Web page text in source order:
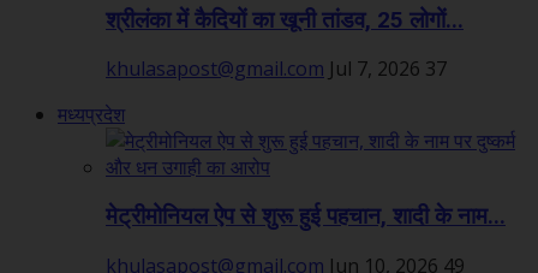
श्रीलंका में कैदियों का खूनी तांडव, 25 लोगों...
khulasapost@gmail.com Jul 7, 2026 37
मध्यप्रदेश
मेट्रीमोनियल ऐप से शुरू हुई पहचान, शादी के नाम...
khulasapost@gmail.com Jun 10, 2026 49